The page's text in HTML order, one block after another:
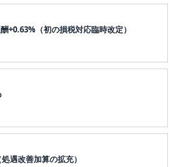
酬本体に組み込まれる流れ。
+0.63%（初の損税対応臨時改定）
げに合わせて、介護報酬の臨時改定を実
も同時引き上げ。四病協は介護分野でも個
足調整を提案したが、政策決定の中心線に
位数への一律上乗せ」が出発点に。
めの大幅引き下げ。
遇改善加算の拡充）